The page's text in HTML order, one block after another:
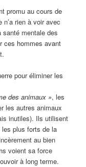
promu au cours de
rien à voir avec
mentale des
ces hommes avant
pour éliminer les
des animaux », les
les autres animaux
inutiles). Ils utilisent
plus forts de la
au bien
voient sa force
à long terme.